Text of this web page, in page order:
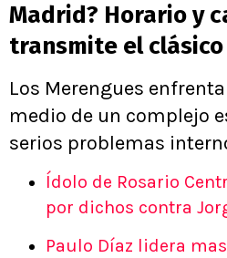
Madrid? Horario y
transmite el clásico
Los Merengues
medio de un complejo
serios problemas
Ídolo de Rosario
por dichos contra
Paulo Díaz lidera